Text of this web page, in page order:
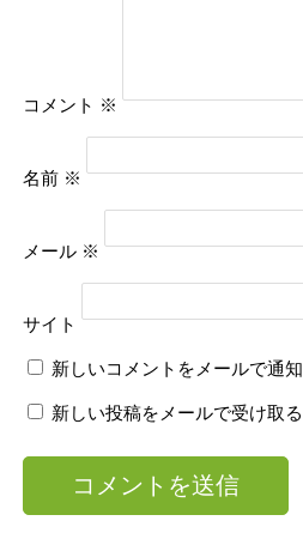
コメント ※
名前 ※
メール ※
サイト
新しいコメントをメールで通知
新しい投稿をメールで受け取る